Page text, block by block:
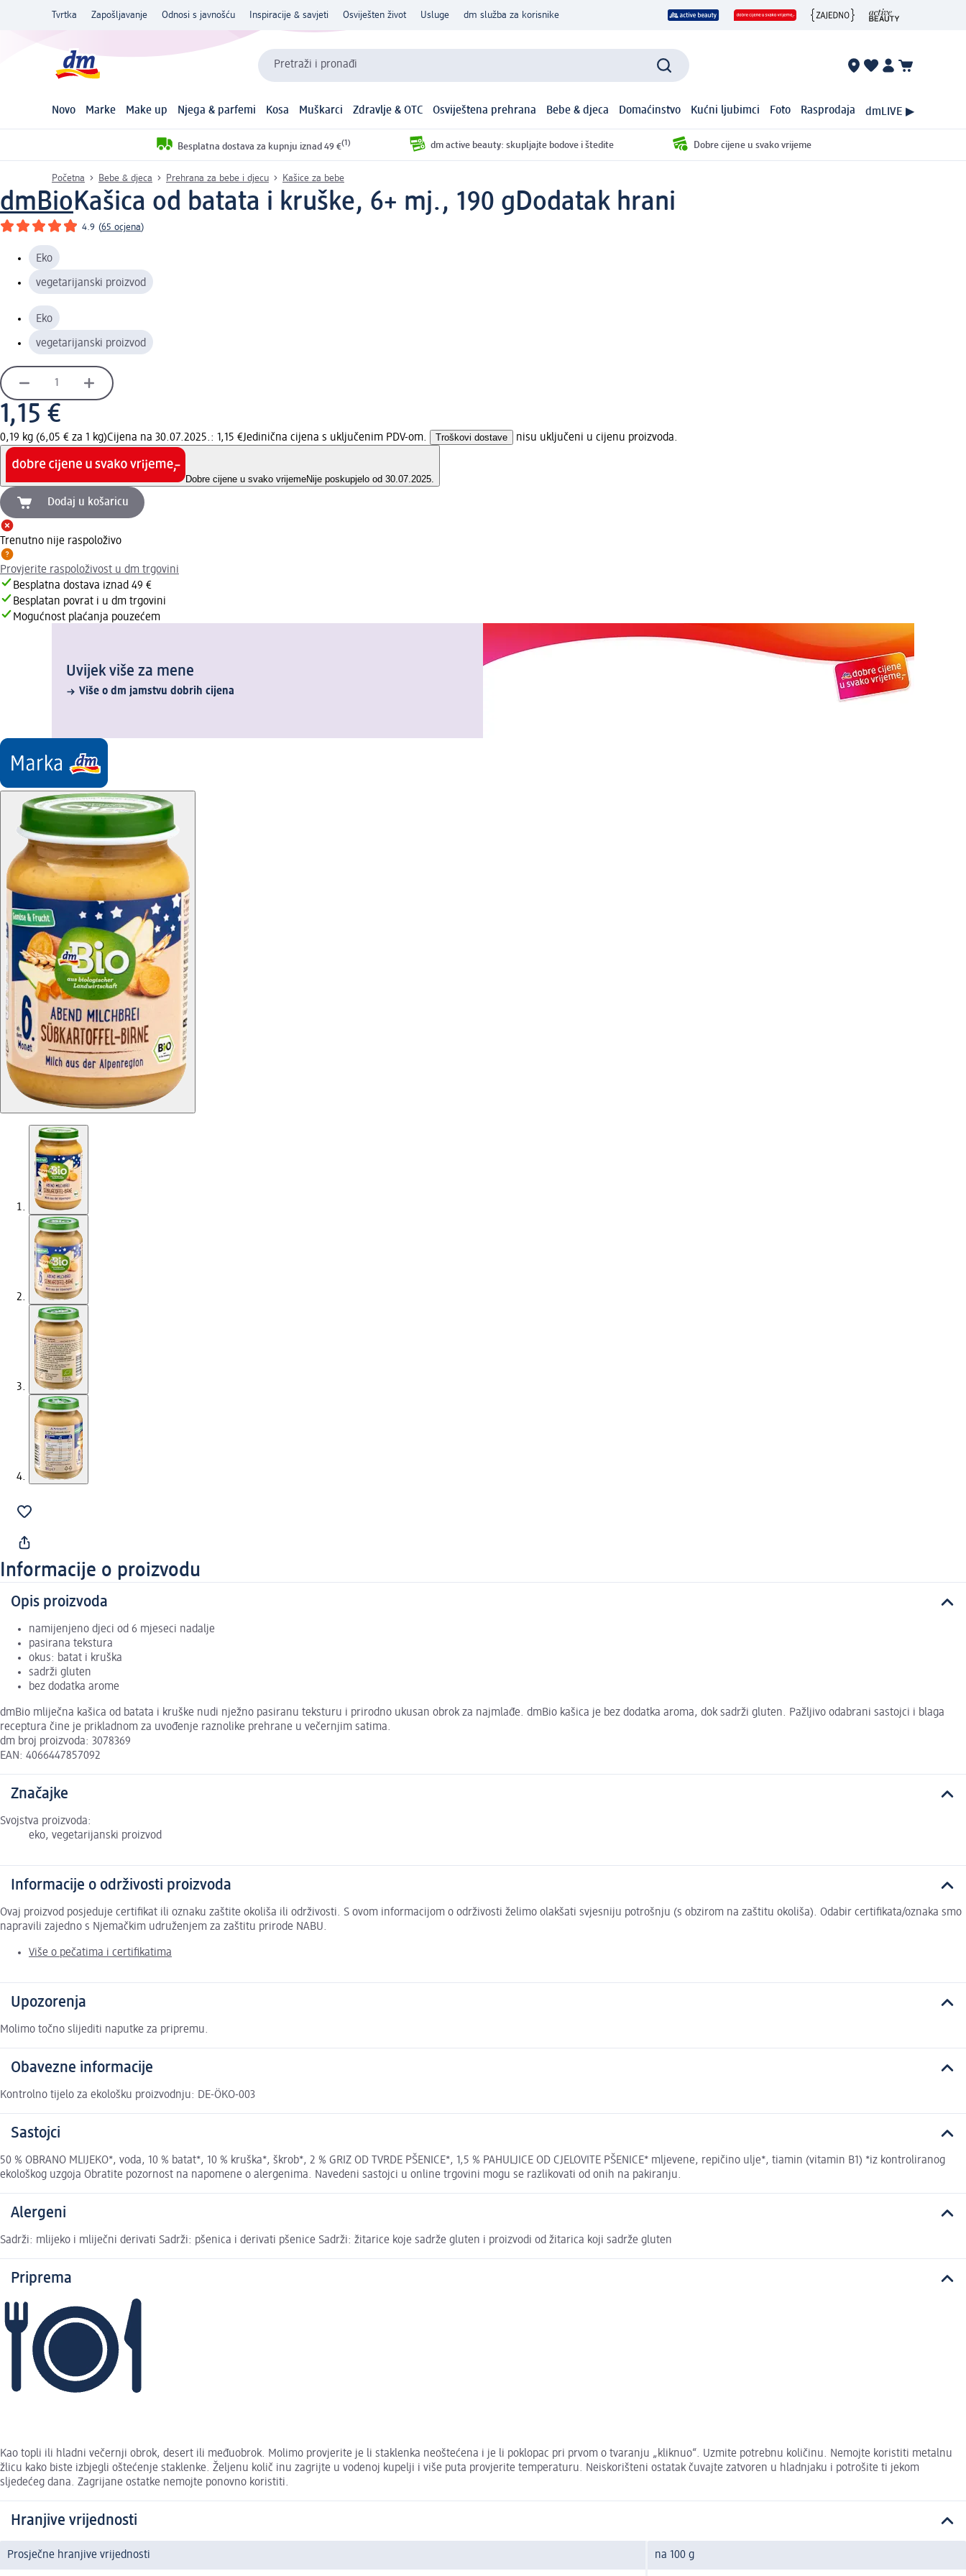
Tvrtka Zapošljavanje Odnosi s javnošću Inspiracije & savjeti Osviješten život Usluge dm služba za korisnike
Pretraži i pronađi
Novo Marke Make up Njega & parfemi Kosa Muškarci Zdravlje & OTC Osviještena prehrana Bebe & djeca Domaćinstvo Kućni ljubimci Foto Rasprodaja dmLIVE ▶
Besplatna dostava za kupnju iznad 49 €(1) dm active beauty: skupljajte bodove i štedite Dobre cijene u svako vrijeme
Početna Bebe & djeca Prehrana za bebe i djecu Kašice za bebe
dmBioKašica od batata i kruške, 6+ mj., 190 gDodatak hrani
4.9 (65 ocjena)
Eko
vegetarijanski proizvod
Eko
vegetarijanski proizvod
1,15 €
0,19 kg (6,05 € za 1 kg)Cijena na 30.07.2025.: 1,15 €Jedinična cijena s uključenim PDV-om. Troškovi dostave nisu uključeni u cijenu proizvoda.
Dobre cijene u svako vrijemeNije poskupjelo od 30.07.2025.
Dodaj u košaricu
Trenutno nije raspoloživo
Provjerite raspoloživost u dm trgovini
Besplatna dostava iznad 49 €
Besplatan povrat i u dm trgovini
Mogućnost plaćanja pouzećem
Uvijek više za mene
Više o dm jamstvu dobrih cijena
Informacije o proizvodu
Opis proizvoda
namijenjeno djeci od 6 mjeseci nadalje
pasirana tekstura
okus: batat i kruška
sadrži gluten
bez dodatka arome
dmBio mliječna kašica od batata i kruške nudi nježno pasiranu teksturu i prirodno ukusan obrok za najmlađe. dmBio kašica je bez dodatka aroma, dok sadrži gluten. Pažljivo odabrani sastojci i blaga
receptura čine je prikladnom za uvođenje raznolike prehrane u večernjim satima.
dm broj proizvoda: 3078369
EAN: 4066447857092
Značajke
Svojstva proizvoda:
eko, vegetarijanski proizvod
Informacije o održivosti proizvoda
Ovaj proizvod posjeduje certifikat ili oznaku zaštite okoliša ili održivosti. S ovom informacijom o održivosti želimo olakšati svjesniju potrošnju (s obzirom na zaštitu okoliša). Odabir certifikata/oznaka smo
napravili zajedno s Njemačkim udruženjem za zaštitu prirode NABU.
Više o pečatima i certifikatima
Upozorenja
Molimo točno slijediti naputke za pripremu.
Obavezne informacije
Kontrolno tijelo za ekološku proizvodnju: DE-ÖKO-003
Sastojci
50 % OBRANO MLIJEKO*, voda, 10 % batat*, 10 % kruška*, škrob*, 2 % GRIZ OD TVRDE PŠENICE*, 1,5 % PAHULJICE OD CJELOVITE PŠENICE* mljevene, repičino ulje*, tiamin (vitamin B1) *iz kontroliranog
ekološkog uzgoja Obratite pozornost na napomene o alergenima. Navedeni sastojci u online trgovini mogu se razlikovati od onih na pakiranju.
Alergeni
Sadrži: mlijeko i mliječni derivati Sadrži: pšenica i derivati pšenice Sadrži: žitarice koje sadrže gluten i proizvodi od žitarica koji sadrže gluten
Priprema
Kao topli ili hladni večernji obrok, desert ili međuobrok. Molimo provjerite je li staklenka neoštećena i je li poklopac pri prvom o tvaranju „kliknuo“. Uzmite potrebnu količinu. Nemojte koristiti metalnu
žlicu kako biste izbjegli oštećenje staklenke. Željenu količ inu zagrijte u vodenoj kupelji i više puta provjerite temperaturu. Neiskorišteni ostatak čuvajte zatvoren u hladnjaku i potrošite ti jekom
sljedećeg dana. Zagrijane ostatke nemojte ponovno koristiti.
Hranjive vrijednosti
Prosječne hranjive vrijednosti na 100 g